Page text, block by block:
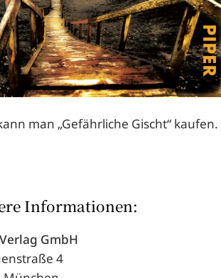
man „Gefährliche Gischt“ kaufen.
Informationen:
GmbH
4